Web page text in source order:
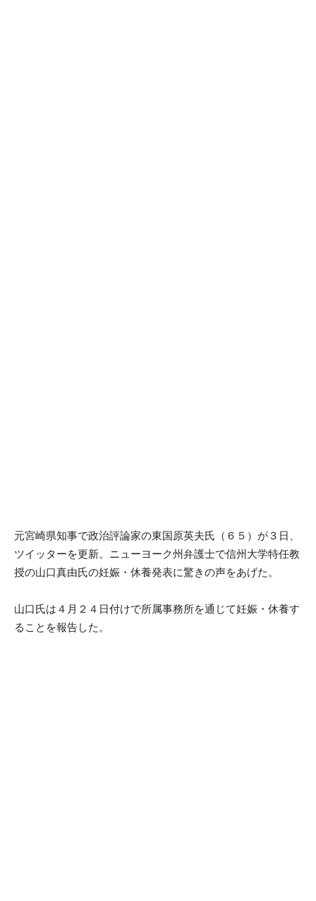
元宮崎県知事で政治評論家の東国原英夫氏（６５）が３日、
ツイッターを更新。ニューヨーク州弁護士で信州大学特任教
授の山口真由氏の妊娠・休養発表に驚きの声をあげた。
山口氏は４月２４日付けで所属事務所を通じて妊娠・休養す
ることを報告した。